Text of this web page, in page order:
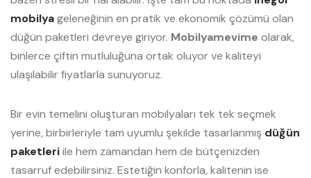
mobilyageleneğinin en pratik ve ekonomik çözümü olan
düğün paketleri devreye giriyor. Mobilyamevime olarak,
binlerce çiftin mutluluğuna ortak oluyor ve kaliteyi
ulaşılabilir fiyatlarla sunuyoruz.
Bir evin temelini oluşturan mobilyaları tek tek seçmek
yerine, birbirleriyle tam uyumlu şekilde tasarlanmış düğün
paketleriile hem zamandan hem de bütçenizden
tasarruf edebilirsiniz. Estetiğin konforla, kalitenin ise